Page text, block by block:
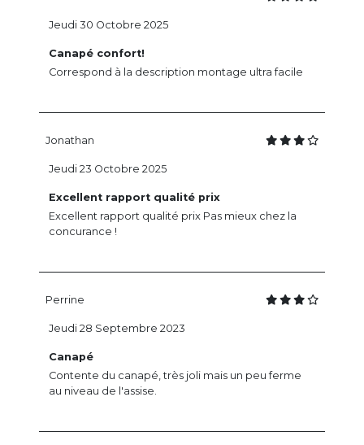
Canapé confort!
Correspond à la description montage ultra facile
Jeudi 30 Octobre 2025
Jonathan
Excellent rapport qualité prix
Excellent rapport qualité prix Pas mieux chez la
concurance !
Jeudi 23 Octobre 2025
Perrine
Canapé
Contente du canapé, très joli mais un peu ferme
au niveau de l'assise.
Jeudi 28 Septembre 2023